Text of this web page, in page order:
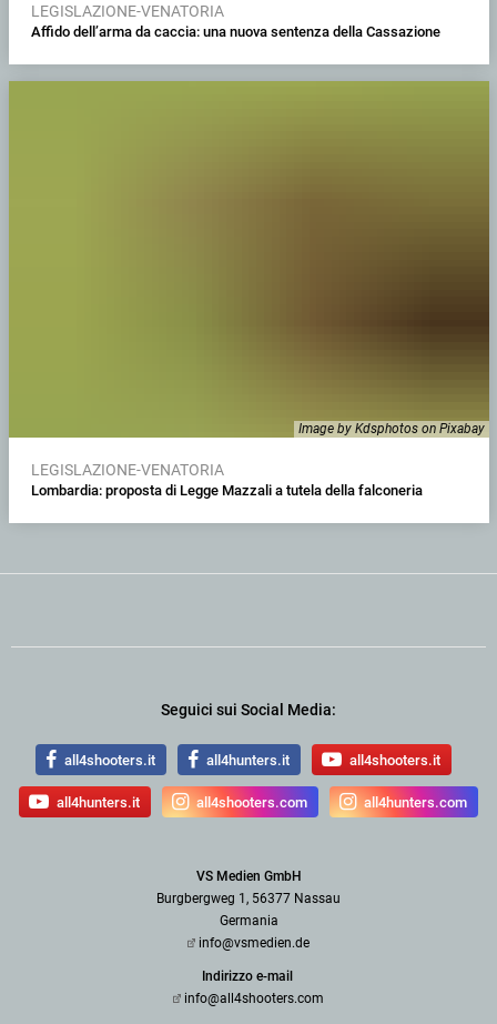
LEGISLAZIONE-VENATORIA
Affido dell’arma da caccia: una nuova sentenza della Cassazione
Image by Kdsphotos on Pixabay
LEGISLAZIONE-VENATORIA
Lombardia: proposta di Legge Mazzali a tutela della falconeria
Seguici sui Social Media:
all4shooters.it all4hunters.it all4shooters.it
all4hunters.it all4shooters.com all4hunters.com
VS Medien GmbH
Burgbergweg 1, 56377 Nassau
Germania
info@vsmedien.de
Indirizzo e-mail
info@all4shooters.com